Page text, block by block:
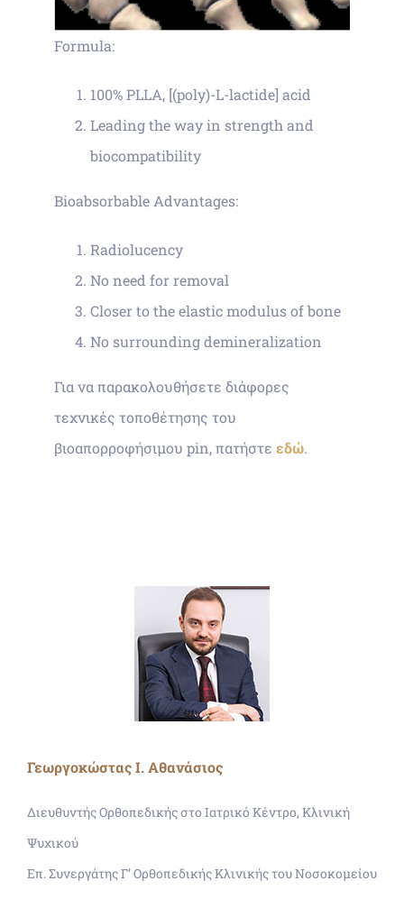
Formula:
100% PLLA, [(poly)-L-lactide] acid
Leading the way in strength and
biocompatibility
Bioabsorbable Advantages:
Radiolucency
No need for removal
Closer to the elastic modulus of bone
No surrounding demineralization
Για να παρακολουθήσετε διάφορες
τεχνικές τοποθέτησης του
βιοαπορροφήσιμου pin, πατήστε εδώ.
Γεωργοκώστας Ι. Αθανάσιος
Διευθυντής Ορθοπεδικής στο Ιατρικό Κέντρο, Κλινική
Ψυχικού
Επ. Συνεργάτης Γ’ Ορθοπεδικής Κλινικής του Νοσοκομείου